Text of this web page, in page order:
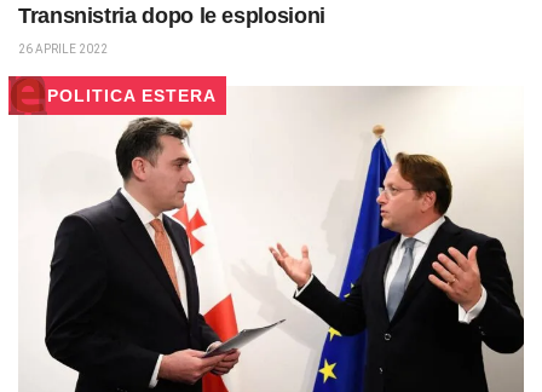
Transnistria dopo le esplosioni
26 APRILE 2022
POLITICA ESTERA